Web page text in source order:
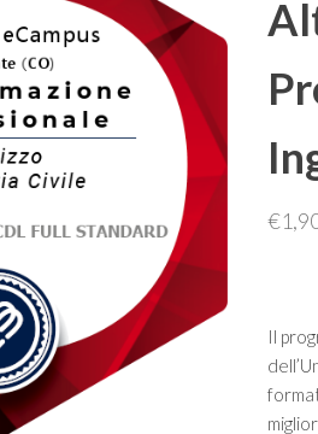
€
Il